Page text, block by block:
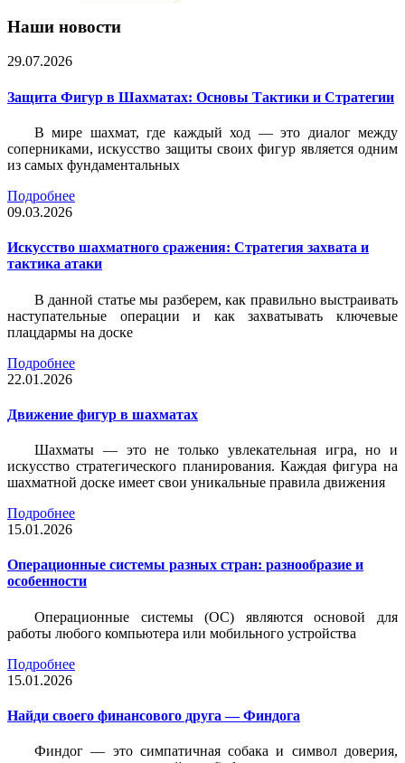
Наши новости
29.07.2026
Защита Фигур в Шахматах: Основы Тактики и Стратегии
В мире шахмат, где каждый ход — это диалог между
соперниками, искусство защиты своих фигур является одним
из самых фундаментальных
Подробнее
09.03.2026
Искусство шахматного сражения: Стратегия захвата и
тактика атаки
В данной статье мы разберем, как правильно выстраивать
наступательные операции и как захватывать ключевые
плацдармы на доске
Подробнее
22.01.2026
Движение фигур в шахматах
Шахматы — это не только увлекательная игра, но и
искусство стратегического планирования. Каждая фигура на
шахматной доске имеет свои уникальные правила движения
Подробнее
15.01.2026
Операционные системы разных стран: разнообразие и
особенности
Операционные системы (ОС) являются основой для
работы любого компьютера или мобильного устройства
Подробнее
15.01.2026
Найди своего финансового друга — Финдога
Финдог — это симпатичная собака и символ доверия,